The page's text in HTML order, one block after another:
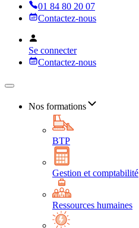
01 84 80 20 07
Contactez-nous
Se connecter
Contactez-nous
Nos formations
BTP
Gestion et comptabilité
Ressources humaines